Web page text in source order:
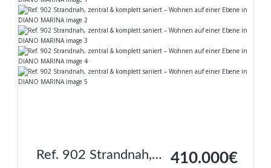
Ref. 902 Strandnah,
410.000€